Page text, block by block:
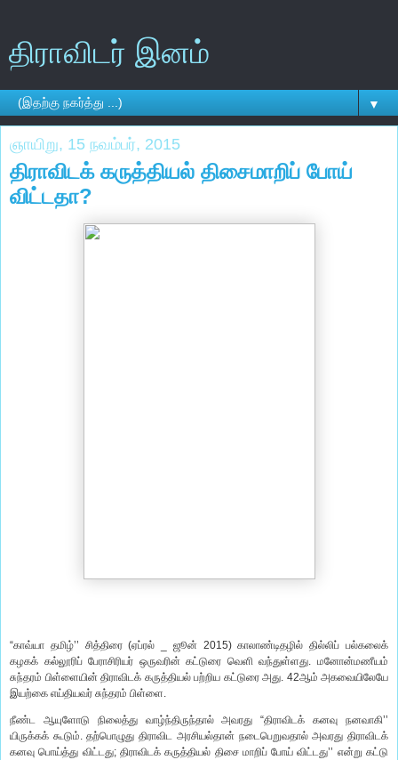
திராவிடர் இனம்
▼
ஞாயிறு, 15 நவம்பர், 2015
திராவிடக் கருத்தியல் திசைமாறிப் போய்
விட்டதா?
“காவ்யா தமிழ்’’ சித்திரை (ஏப்ரல் _ ஜூன் 2015) காலாண்டிதழில் தில்லிப் பல்கலைக்
கழகக் கல்லூரிப் பேராசிரியர் ஒருவரின் கட்டுரை வெளி வந்துள்ளது. மனோன்மணீயம்
சுந்தரம் பிள்ளையின் திராவிடக் கருத்தியல் பற்றிய கட்டுரை அது. 42ஆம் அகவையிலேயே
இயற்கை எய்தியவர் சுந்தரம் பிள்ளை.
நீண்ட ஆயுளோடு நிலைத்து வாழ்ந்திருந்தால் அவரது “திராவிடக் கனவு நனவாகி’’
யிருக்கக் கூடும். தற்பொழுது திராவிட அரசியல்தான் நடைபெறுவதால் அவரது திராவிடக்
கனவு பொய்த்து விட்டது; திராவிடக் கருத்தியல் திசை மாறிப் போய் விட்டது’’ என்று கட்டு